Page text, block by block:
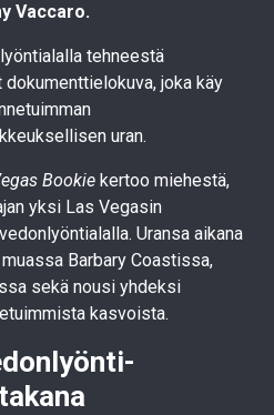
Vaccaro.
tehneestä
joka käy
uran.
Bookie kertoo miehestä,
yksi Las Vegasin
Uransa aikana
Barbary Coastissa,
sekä nousi yhdeksi
kasvoista.